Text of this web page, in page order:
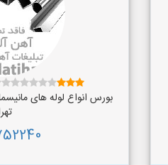
بورس انواع لوله های